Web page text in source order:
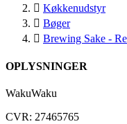
 Køkkenudstyr
 Bøger
 Brewing Sake -
OPLYSNINGER
WakuWaku
CVR: 27465765